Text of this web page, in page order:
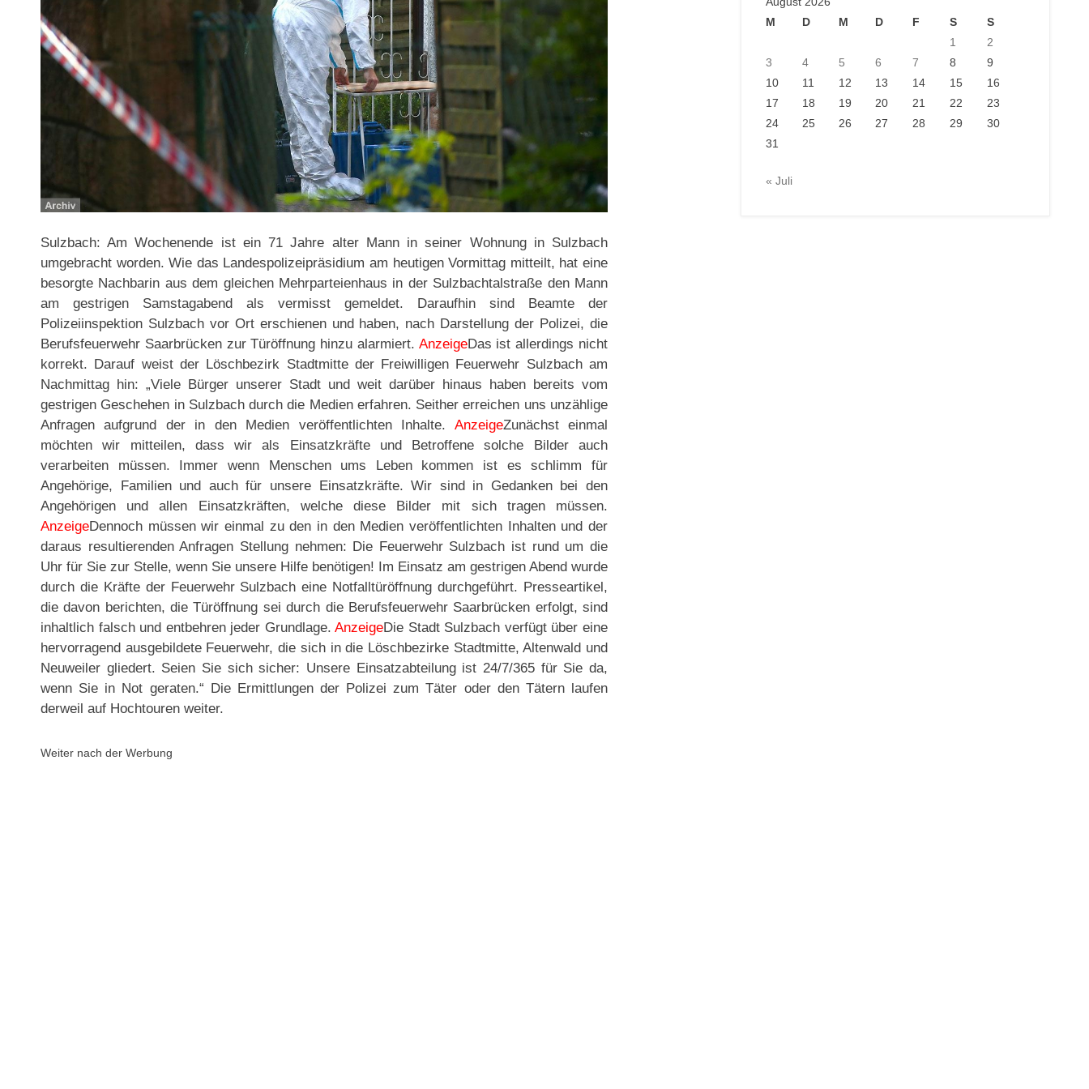
Sulzbach: Am Wochenende ist ein 71 Jahre alter Mann in seiner Wohnung in Sulzbach
umgebracht worden. Wie das Landespolizeipräsidium am heutigen Vormittag mitteilt, hat eine
besorgte Nachbarin aus dem gleichen Mehrparteienhaus in der Sulzbachtalstraße den Mann
am gestrigen Samstagabend als vermisst gemeldet. Daraufhin sind Beamte der
Polizeiinspektion Sulzbach vor Ort erschienen und haben, nach Darstellung der Polizei, die
Berufsfeuerwehr Saarbrücken zur Türöffnung hinzu alarmiert. AnzeigeDas ist allerdings nicht
korrekt. Darauf weist der Löschbezirk Stadtmitte der Freiwilligen Feuerwehr Sulzbach am
Nachmittag hin: „Viele Bürger unserer Stadt und weit darüber hinaus haben bereits vom
gestrigen Geschehen in Sulzbach durch die Medien erfahren. Seither erreichen uns unzählige
Anfragen aufgrund der in den Medien veröffentlichten Inhalte. AnzeigeZunächst einmal
möchten wir mitteilen, dass wir als Einsatzkräfte und Betroffene solche Bilder auch
verarbeiten müssen. Immer wenn Menschen ums Leben kommen ist es schlimm für
Angehörige, Familien und auch für unsere Einsatzkräfte. Wir sind in Gedanken bei den
Angehörigen und allen Einsatzkräften, welche diese Bilder mit sich tragen müssen.
AnzeigeDennoch müssen wir einmal zu den in den Medien veröffentlichten Inhalten und der
daraus resultierenden Anfragen Stellung nehmen: Die Feuerwehr Sulzbach ist rund um die
Uhr für Sie zur Stelle, wenn Sie unsere Hilfe benötigen! Im Einsatz am gestrigen Abend wurde
durch die Kräfte der Feuerwehr Sulzbach eine Notfalltüröffnung durchgeführt. Presseartikel,
die davon berichten, die Türöffnung sei durch die Berufsfeuerwehr Saarbrücken erfolgt, sind
inhaltlich falsch und entbehren jeder Grundlage.AnzeigeDie Stadt Sulzbach verfügt über eine
hervorragend ausgebildete Feuerwehr, die sich in die Löschbezirke Stadtmitte, Altenwald und
Neuweiler gliedert. Seien Sie sich sicher: Unsere Einsatzabteilung ist 24/7/365 für Sie da,
wenn Sie in Not geraten.“ Die Ermittlungen der Polizei zum Täter oder den Tätern laufen
derweil auf Hochtouren weiter.
Weiter nach der Werbung
M
D M D F S
S
1
2
3
4 5 6 7 8
9
10
11 12 13 14 15
16
17
18 19 20 21 22
23
24
25 26 27 28 29
30
31
« Juli